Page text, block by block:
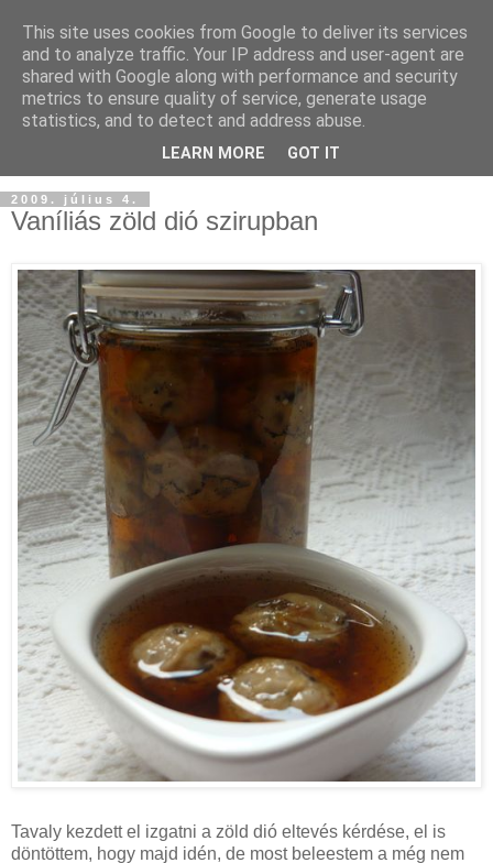
2009. július 4.
Vaníliás zöld dió szirupban
Tavaly kezdett el izgatni a zöld dió eltevés kérdése, el is
döntöttem, hogy majd idén, de most beleestem a még nem
This site uses cookies from Google to deliver its services
and to analyze traffic. Your IP address and user-agent are
shared with Google along with performance and security
metrics to ensure quality of service, generate usage
statistics, and to detect and address abuse.
LEARN MORE GOT IT